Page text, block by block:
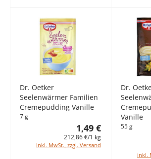
Dr. Oetker
Seelenwärmer Familien
Cremepudding Vanille
7 g
1,49 €
212,86 €/1 kg
inkl. MwSt., zzgl. Versand
Dr.
Vanille
55 g
inkl.